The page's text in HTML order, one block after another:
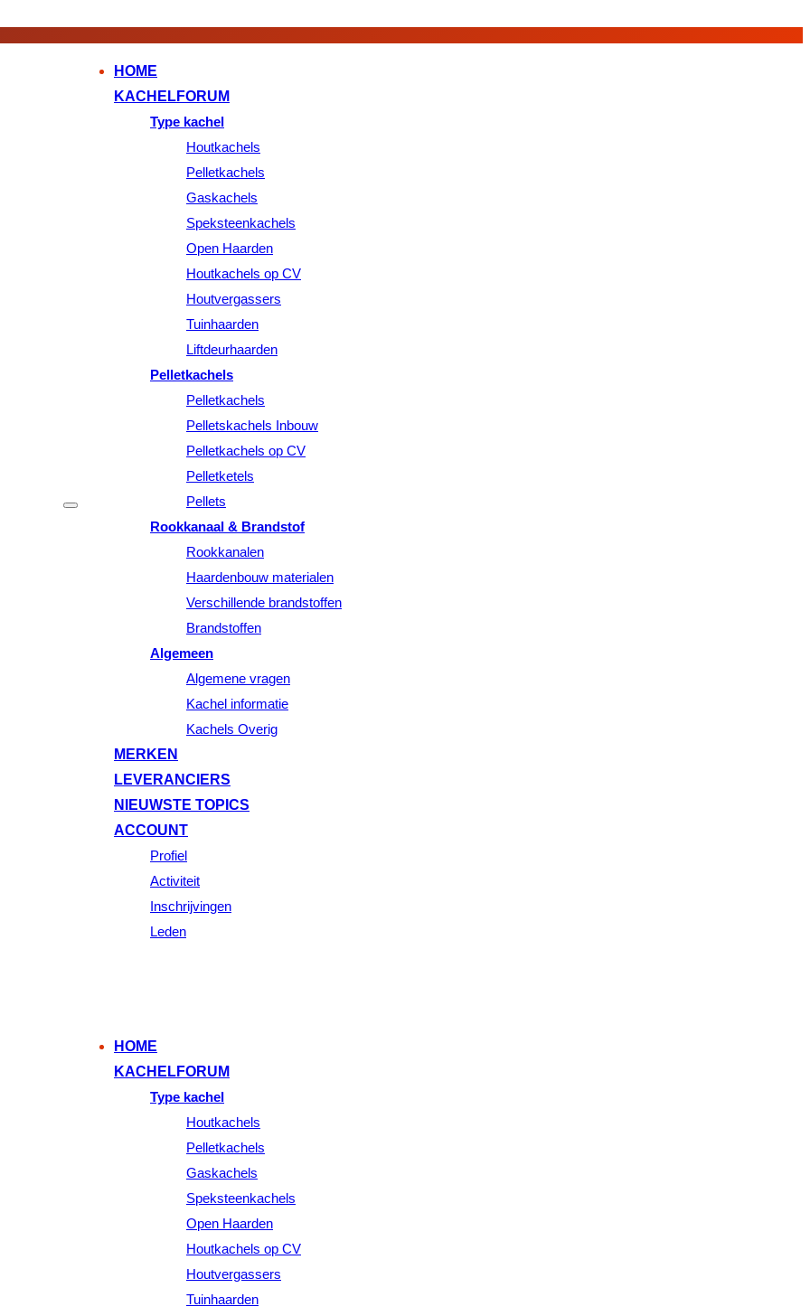
HOME
KACHELFORUM
Type kachel
Houtkachels
Pelletkachels
Gaskachels
Speksteenkachels
Open Haarden
Houtkachels op CV
Houtvergassers
Tuinhaarden
Liftdeurhaarden
Pelletkachels
Pelletkachels
Pelletskachels Inbouw
Pelletkachels op CV
Pelletketels
Pellets
Rookkanaal & Brandstof
Rookkanalen
Haardenbouw materialen
Verschillende brandstoffen
Brandstoffen
Algemeen
Algemene vragen
Kachel informatie
Kachels Overig
MERKEN
LEVERANCIERS
NIEUWSTE TOPICS
ACCOUNT
Profiel
Activiteit
Inschrijvingen
Leden
HOME
KACHELFORUM
Type kachel
Houtkachels
Pelletkachels
Gaskachels
Speksteenkachels
Open Haarden
Houtkachels op CV
Houtvergassers
Tuinhaarden